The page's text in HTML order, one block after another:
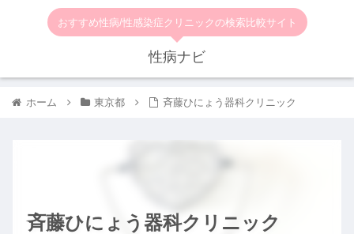
おすすめ性病/性感染症クリニックの検索比較サイト
性病ナビ
ホーム 東京都 斉藤ひにょう器科クリニック
斉藤ひにょう器科クリニック